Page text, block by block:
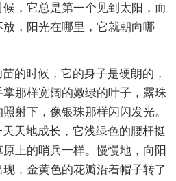
，它总是第一个见到太阳，而
，阳光在哪里，它就朝向哪
的时候，它的身子是硬朗的，
那样宽阔的嫩绿的叶子，露珠
射下，像银珠那样闪闪发光。
天地成长，它浅绿色的腰杆挺
上的哨兵一样。慢慢地，向阳
，金黄色的花瓣沿着帽子转了